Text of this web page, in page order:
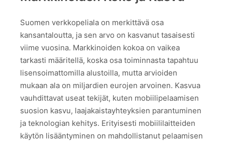
Suomen verkkopeliala on merkittävä osa
kansantaloutta, ja sen arvo on kasvanut tasaisesti
viime vuosina. Markkinoiden kokoa on vaikea
tarkasti määritellä, koska osa toiminnasta tapahtuu
lisensoimattomilla alustoilla, mutta arvioiden
mukaan ala on miljardien eurojen arvoinen. Kasvua
vauhdittavat useat tekijät, kuten mobiilipelaamisen
suosion kasvu, laajakaistayhteyksien parantuminen
ja teknologian kehitys. Erityisesti mobiililaitteiden
käytön lisääntyminen on mahdollistanut pelaamisen